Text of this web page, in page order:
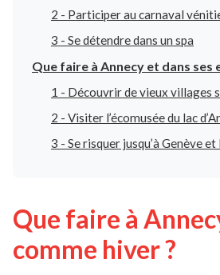
2 - Participer au carnaval
3 - Se détendre dans un spa
Que faire à Annecy et dans ses
1 - Découvrir de vieux villages
2 - Visiter l’écomusée du lac
3 - Se risquer jusqu’à Genève et
Que faire à
comme hiver ?